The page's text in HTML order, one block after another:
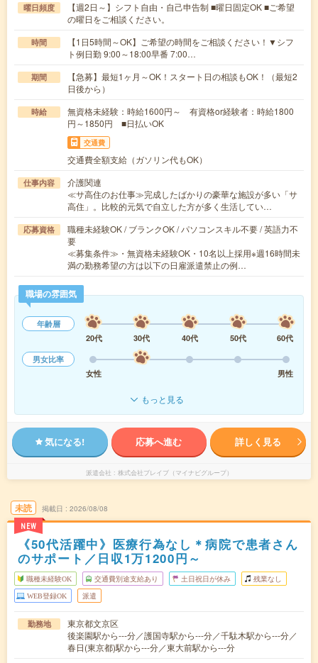
曜日頻度
【週2日～】シフト自由・自己申告制 ■曜日固定OK ■ご希望
の曜日をご相談ください。
時間
【1日5時間～OK】ご希望の時間をご相談ください！▼シフ
ト例日勤 9:00～18:00早番 7:00…
期間
【急募】最短1ヶ月～OK！スタート日の相談もOK！（最短2
日後から）
時給
無資格未経験：時給1600円～ 有資格or経験者：時給1800
円～1850円 ■日払いOK
交通費
交通費全額支給（ガソリン代もOK）
仕事内容
介護関連
≪サ高住のお仕事≫完成したばかりの豪華な施設が多い「サ
高住」。比較的元気で自立した方が多く生活してい…
応募資格
職種未経験OK / ブランクOK / パソコンスキル不要 / 英語力不
要
≪募集条件≫・無資格未経験OK・10名以上採用※週16時間未
満の勤務希望の方は以下の日雇派遣禁止の例…
職場の雰囲気
年齢層
20代
30代 40代 50代
60代
男女比率
女性
男性
もっと見る
気になる! 応募へ進む 詳しく見る
派遣会社 株式会社ブレイブ（マイナビグループ）
未読
NEW
掲載日 2026/08/08
《50代活躍中》医療行為なし＊病院で患者さん
のサポート／日収1万1200円～
職種未経験OK 交通費別途支給あり 土日祝日が休み 残業なし
WEB登録OK 派遣
勤務地
東京都文京区
後楽園駅から---分／護国寺駅から---分／千駄木駅から---分／
春日(東京都)駅から---分／東大前駅から---分